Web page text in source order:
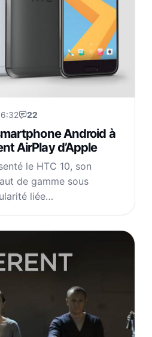
22
Android à
AirPlay d’Apple
le HTC 10, son
de gamme sous
liée…